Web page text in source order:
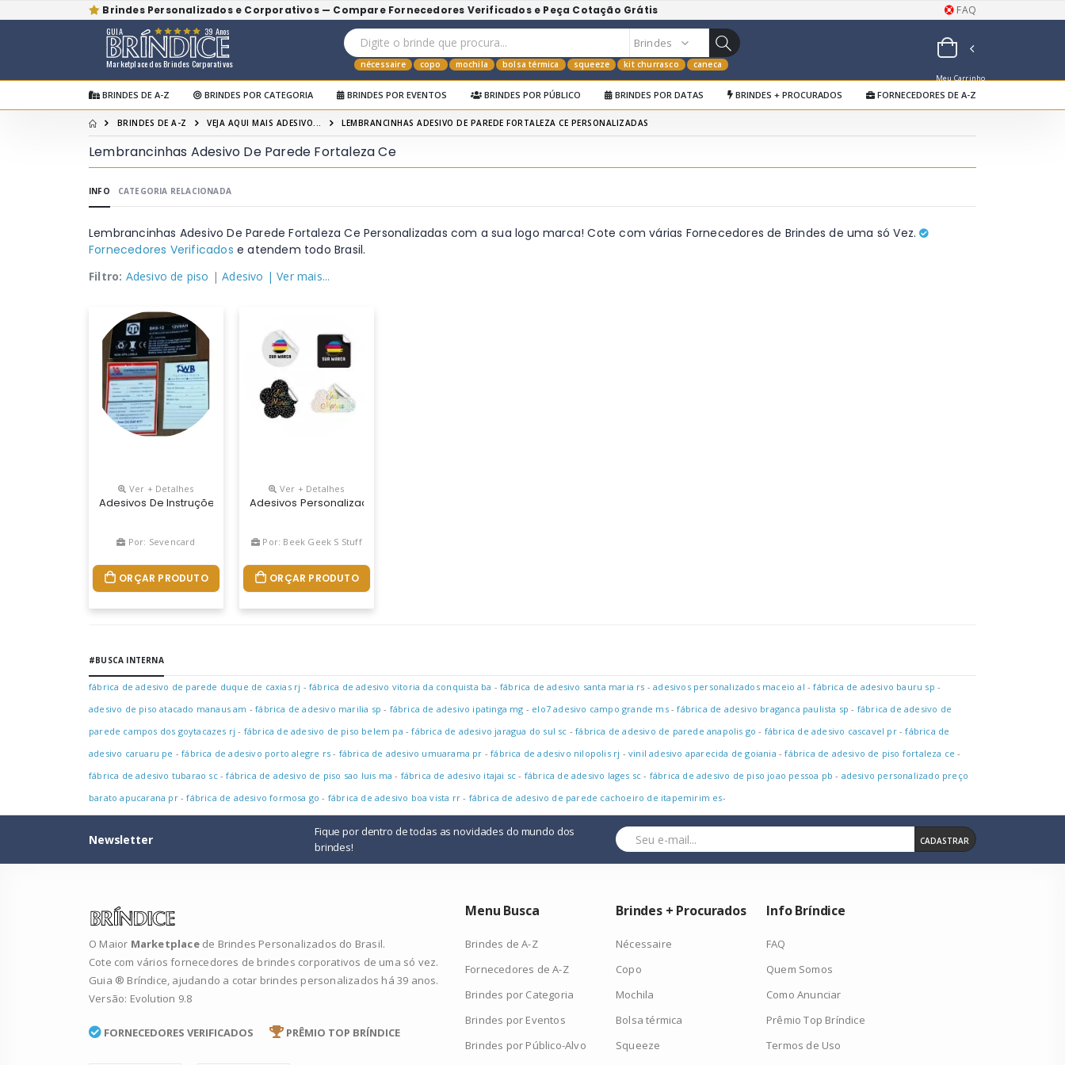
Brindes Personalizados e Corporativos — Compare Fornecedores Verificados e Peça Cotação Grátis FAQ
Marketplace dos Brindes Corporativos
GUIA 39 Anos
nécessaire copo mochila bolsa térmica squeeze kit churrasco caneca
Meu Carrinho
de Orçamentos
BRINDES DE A-Z BRINDES POR CATEGORIA BRINDES POR EVENTOS BRINDES POR PÚBLICO BRINDES POR DATAS BRINDES + PROCURADOS FORNECEDORES DE A-Z
BRINDES DE A-Z VEJA AQUI MAIS ADESIVO... LEMBRANCINHAS ADESIVO DE PAREDE FORTALEZA CE PERSONALIZADAS
Lembrancinhas Adesivo De Parede Fortaleza Ce
INFO CATEGORIA RELACIONADA
Lembrancinhas Adesivo De Parede Fortaleza Ce Personalizadas com a sua logo marca! Cote com várias Fornecedores de Brindes de uma só Vez.
Fornecedores Verificados e atendem todo Brasil.
Filtro: Adesivo de piso |Adesivo | Ver mais...
Ver + Detalhes
Adesivos De Instruções E Promocionais, Valorizando Sua Marca.
Por: Sevencard
ORÇAR PRODUTO
Ver + Detalhes
Adesivos Personalizados, Confeccionados Em Vinil Especial, Que Pode Colar, Descolar E Colar Novamente, Varias Vezes. Adesivos Para Notebooks,
Por: Beek Geek S Stuff
ORÇAR PRODUTO
#BUSCA INTERNA
fábrica de adesivo de parede duque de caxias rj -fábrica de adesivo vitoria da conquista ba -fábrica de adesivo santa maria rs -adesivos personalizados maceio al -fábrica de adesivo bauru sp -
adesivo de piso atacado manaus am -fábrica de adesivo marilia sp - fábrica de adesivo ipatinga mg - elo7 adesivo campo grande ms-fábrica de adesivo braganca paulista sp - fábrica de adesivo de
parede campos dos goytacazes rj - fábrica de adesivo de piso belem pa -fábrica de adesivo jaragua do sul sc -fábrica de adesivo de parede anapolis go - fábrica de adesivo cascavel pr-fábrica de
adesivo caruaru pe -fábrica de adesivo porto alegre rs - fábrica de adesivo umuarama pr -fábrica de adesivo nilopolis rj -vinil adesivo aparecida de goiania -fábrica de adesivo de piso fortaleza ce -
fábrica de adesivo tubarao sc-fábrica de adesivo de piso sao luis ma - fábrica de adesivo itajai sc - fábrica de adesivo lages sc - fábrica de adesivo de piso joao pessoa pb - adesivo personalizado preço
barato apucarana pr-fábrica de adesivo formosa go - fábrica de adesivo boa vista rr - fábrica de adesivo de parede cachoeiro de itapemirim es-
Newsletter
Fique por dentro de todas as novidades do mundo dos
brindes!
CADASTRAR
O Maior Marketplace de Brindes Personalizados do Brasil.
Cote com vários fornecedores de brindes corporativos de uma só vez.
Guia ® Bríndice, ajudando a cotar brindes personalizados há 39 anos.
Versão: Evolution 9.8
FORNECEDORES VERIFICADOS PRÊMIO TOP BRÍNDICE
Menu Busca
Brindes de A-Z
Fornecedores de A-Z
Brindes por Categoria
Brindes por Eventos
Brindes por Público-Alvo
Brindes + Procurados
Nécessaire
Copo
Mochila
Bolsa térmica
Squeeze
Info Bríndice
FAQ
Quem Somos
Como Anunciar
Prêmio Top Bríndice
Termos de Uso